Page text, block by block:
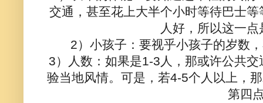
交通，甚至花上大半个小时等待巴士
人好，所以这一
2）小孩子：要视乎小孩子的岁数
3）人数：如果是1-3人，那或许公共
验当地风情。可是，若4-5个人以上，
第四